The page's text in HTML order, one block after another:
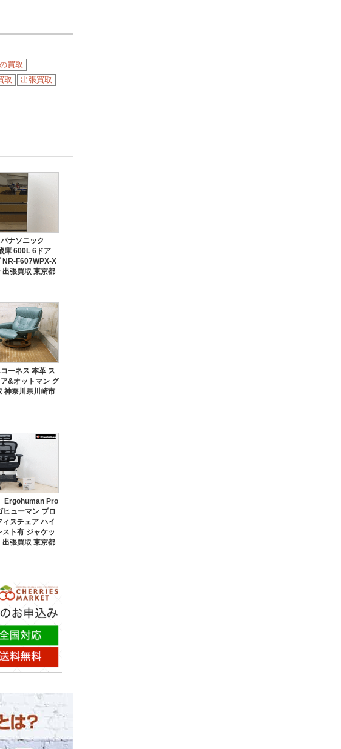
買取
取
出張買取
ナソニック
庫 600L 6ドア
NR-F607WPX-X
出張買取 東京都
ーネス 本革 ス
&オットマン グ
神奈川県川崎市
Ergohuman Pro
ューマン プロ
スチェア ハイ
スト有 ジャケッ
出張買取 東京都